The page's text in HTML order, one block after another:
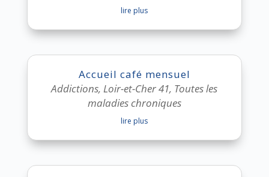
lire plus
Accueil café mensuel
Addictions,Loir-et-Cher 41, Toutes les
maladies chroniques
lire plus